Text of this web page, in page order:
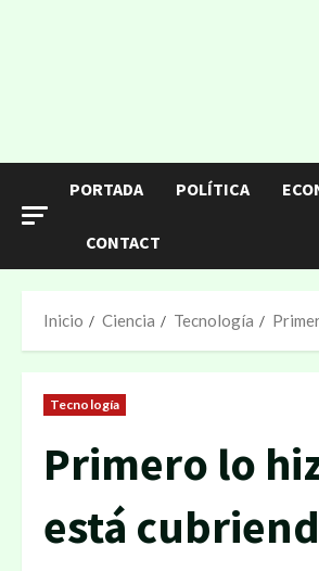
PORTADA POLÍTICA
CONTACT
Inicio Ciencia Tecnología
Tecnología
Primero lo
está